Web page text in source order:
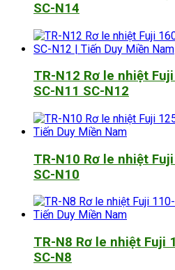
SC-N14
TR-N12 Rơ le nhiệt
SC-N11 SC-N12
TR-N10 Rơ le nhiệt
SC-N10
TR-N8 Rơ le nhiệt Fuji
SC-N8